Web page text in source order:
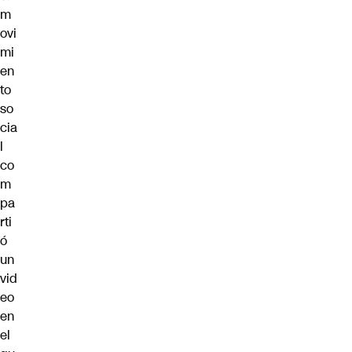
m
ovi
mi
en
to
so
cia
l
co
m
pa
rti
ó
un
vid
eo
en
el